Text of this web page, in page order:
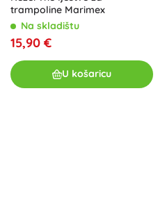
trampoline Marimex
Na skladištu
15,90 €
U košaricu